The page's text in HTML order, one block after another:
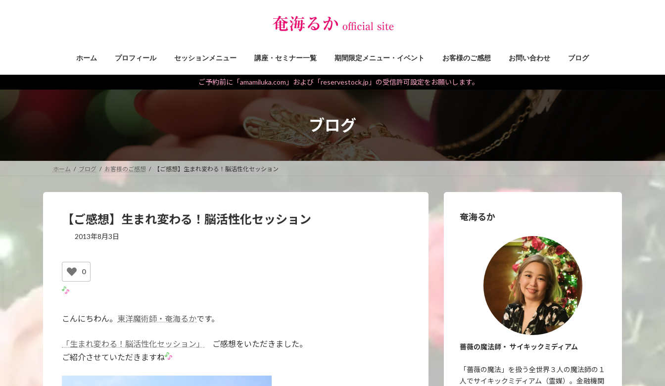
ス
キ
ン
に
ホーム プロフィール セッションメニュー 講座・セミナー一覧 期間限定メニュー・イベント お客様のご感想 お問い合わせ ブログ
ご予約前に「amamiluka.com」および「reservestock.jp」の受信許可設定をお願いします。
ブログ
ホーム ブログ お客様のご感想 【ご感想】生まれ変わる！脳活性化セッション
【ご感想】生まれ変わる！脳活性化セッション
2013年8月3日
0
こんにちわん。 東洋魔術師・奄海るかです。
「生まれ変わる！脳活性化セッション」
ご感想をいただきました。
ご紹介させていただきますね
奄海るか
薔薇の魔法師・ サイキックミディアム
「薔薇の魔法」を扱う全世界３人の魔法師の１
人でサイキックミディアム（霊媒）。金融機関